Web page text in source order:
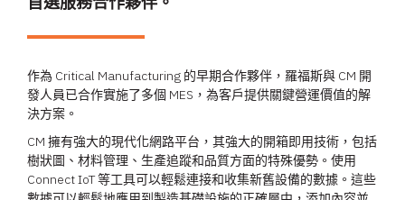
作為 Critical Manufacturing 的早期合作夥伴，羅福斯與 CM 開
發人員已合作實施了多個 MES，為客戶提供關鍵營運價值的解
決方案。
CM 擁有強大的現代化網路平台，其強大的開箱即用技術，包括
樹狀圖、材料管理、生產追蹤和品質方面的特殊優勢。使用
Connect IoT 等工具可以輕鬆連接和收集新舊設備的數據。這些